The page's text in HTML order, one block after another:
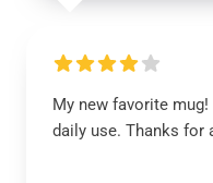
My new favorite
daily use. Thanks for